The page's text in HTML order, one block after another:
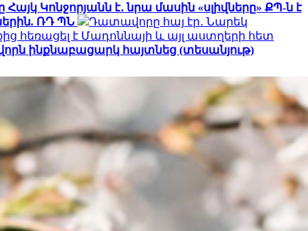
Կոնջորյանն է․ նրա մասին «սլիվները» ՔՊ-ն է
ՌԴ ՊՆ
Դատավորը հայ էր․ Նարեկ
հեռացել է Մադոննայի և այլ աստղերի հետ
ինքնաբացարկ հայտնեց (տեսանյութ)